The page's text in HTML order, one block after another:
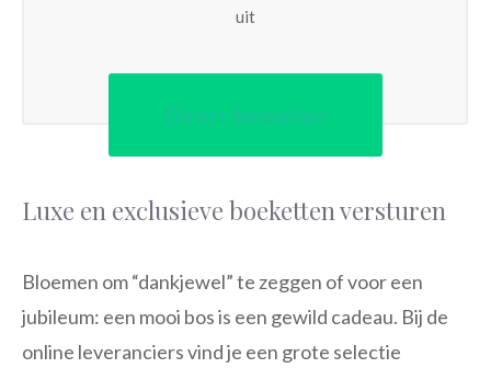
uit
Direct bestellen
Luxe en exclusieve boeketten versturen
Bloemen om “dankjewel” te zeggen of voor een
jubileum: een mooi bos is een gewild cadeau. Bij de
online leveranciers vind je een grote selectie